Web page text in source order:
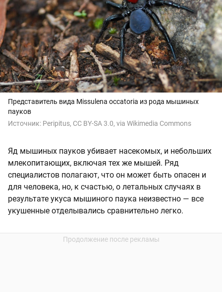
Представитель вида Missulena occatoria из рода мышиных
пауков
Источник: Peripitus, CC BY-SA 3.0, via Wikimedia Commons
Яд мышиных пауков убивает насекомых, и небольших
млекопитающих, включая тех же мышей. Ряд
специалистов полагают, что он может быть опасен и
для человека, но, к счастью, о летальных случаях в
результате укуса мышиного паука неизвестно — все
укушенные отделывались сравнительно легко.